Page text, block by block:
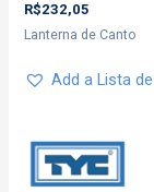
R$232,05
Lanterna de Canto
Add a Lista